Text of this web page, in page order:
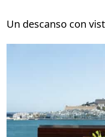
Un descanso con